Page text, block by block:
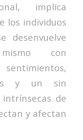
implica
los individuos
desenvuelve
con
y un sin
de
y afectan